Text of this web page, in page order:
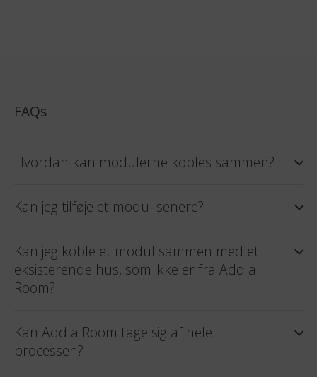
FAQs
Hvordan kan modulerne kobles sammen?
Kan jeg tilføje et modul senere?
Kan jeg koble et modul sammen med et
eksisterende hus, som ikke er fra Add a
Room?
Kan Add a Room tage sig af hele
processen?